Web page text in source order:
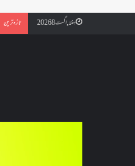
ہفتہ, اگست 8 2026 تازہ ترین